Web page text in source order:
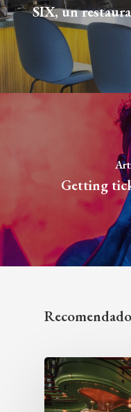
SIX, un
Getting